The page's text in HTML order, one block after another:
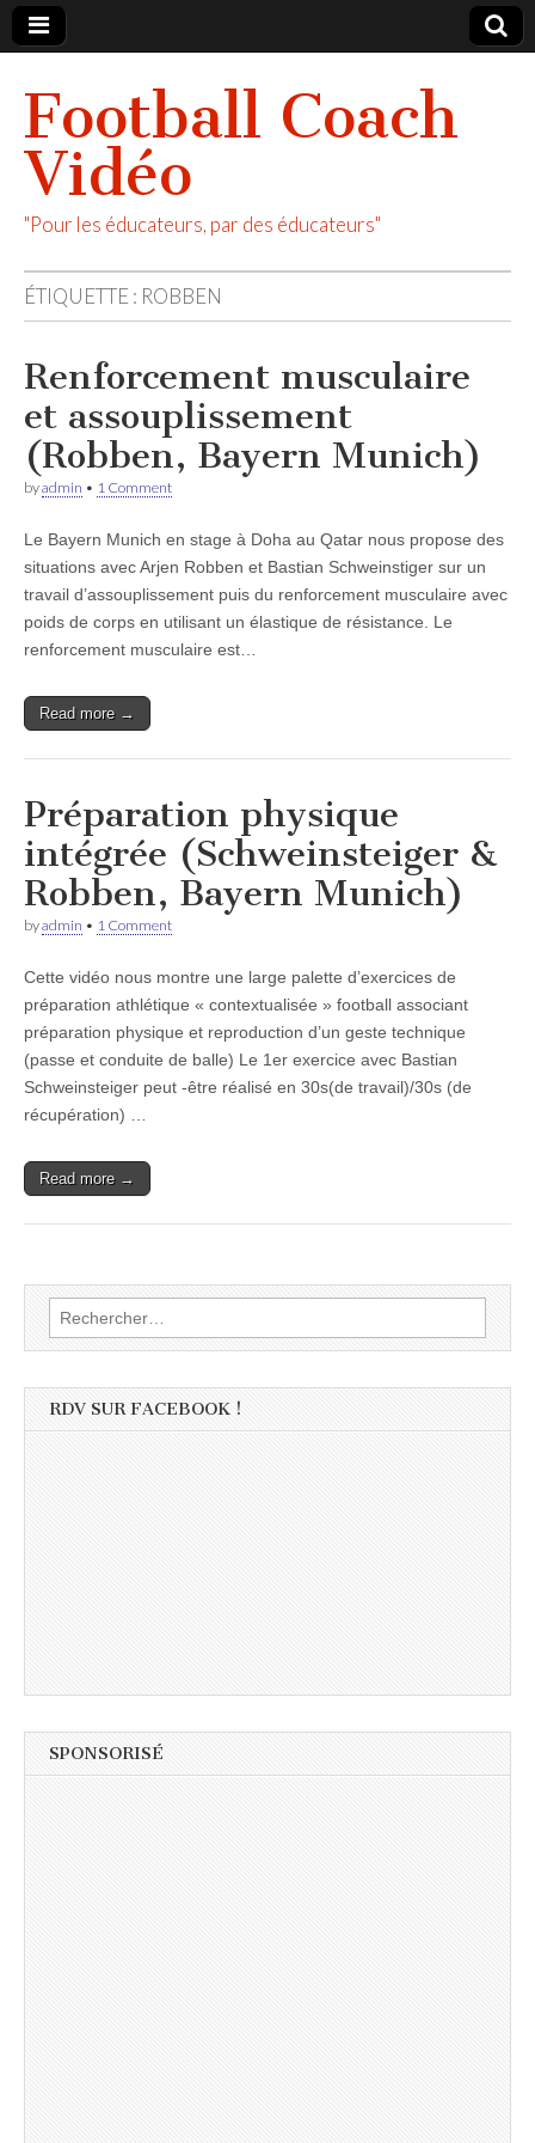
Football Coach
Vidéo
"Pour les éducateurs, par des éducateurs"
ÉTIQUETTE : ROBBEN
Renforcement musculaire
et assouplissement
(Robben, Bayern Munich)
byadmin • 1 Comment
Le Bayern Munich en stage à Doha au Qatar nous propose des
situations avec Arjen Robben et Bastian Schweinstiger sur un
travail d’assouplissement puis du renforcement musculaire avec
poids de corps en utilisant un élastique de résistance. Le
renforcement musculaire est…
Read more →
Préparation physique
intégrée (Schweinsteiger &
Robben, Bayern Munich)
byadmin • 1 Comment
Cette vidéo nous montre une large palette d’exercices de
préparation athlétique « contextualisée » football associant
préparation physique et reproduction d’un geste technique
(passe et conduite de balle) Le 1er exercice avec Bastian
Schweinsteiger peut -être réalisé en 30s(de travail)/30s (de
récupération) …
Read more →
Rechercher :
RDV SUR FACEBOOK !
SPONSORISÉ